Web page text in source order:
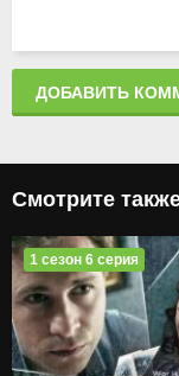
ДОБАВИТЬ
Смотрите
1 сезон 6 серия